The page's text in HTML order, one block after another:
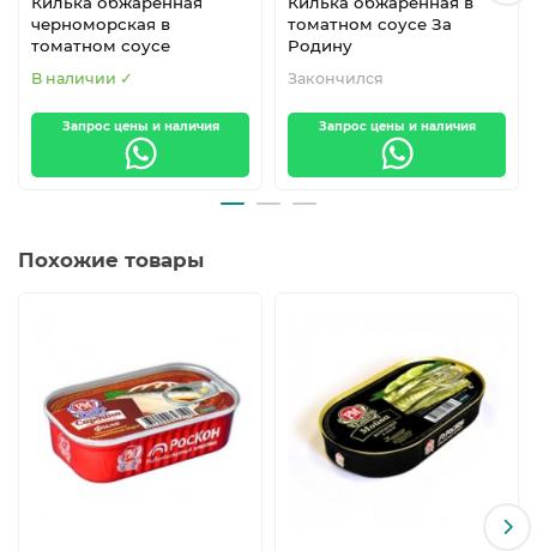
премиум-класса.
Хранение:
при температуре от 0 до +25 °C.
Попробуйте кильку «За Родину» — вкус, который
возвращает к домашним традициям и радует каждого!
черноморская в
томатном соусе
В наличии ✓
Запрос цены и наличия
томатном соусе За
Родину
Закончился
Запрос цены и наличия
Похожие товары